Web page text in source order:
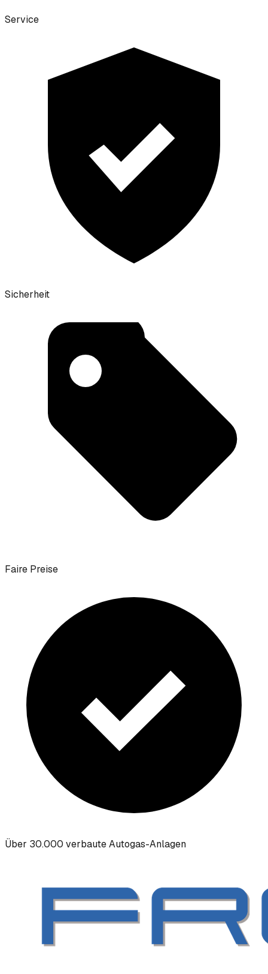
Service
Sicherheit
Faire Preise
Über 30.000 verbaute Autogas-Anlagen